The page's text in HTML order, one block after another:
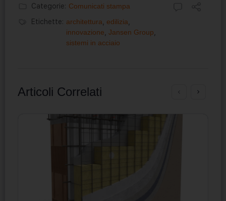
Categorie: Comunicati stampa
Etichette: architettura edilizia
innovazione Jansen Group
sistemi in acciaio
Articoli Correlati